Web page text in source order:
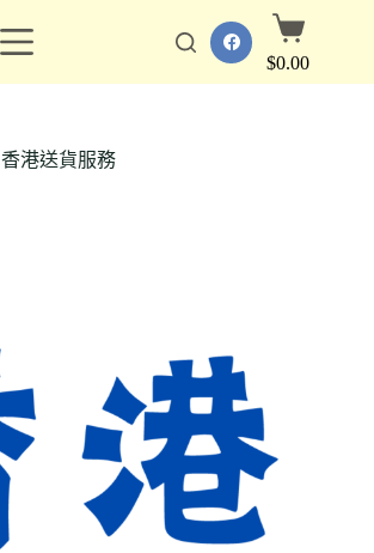
購
物
車
$0.00
香港送貨服務